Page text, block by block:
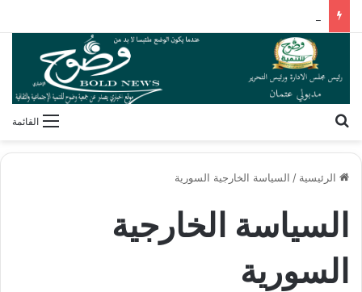
القائمة
الرئيسية / السياسة الخارجية السورية
السياسة الخارجية
السورية